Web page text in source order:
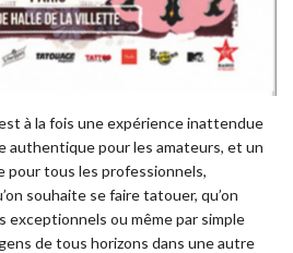
à la fois une expérience inattendue
authentique pour les amateurs, et un
pour tous les professionnels,
souhaite se faire tatouer, qu’on
ou même par simple
de tous horizons dans une autre